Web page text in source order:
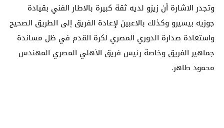
وتجدر الاشارة أن زيزو لديه ثقة كبيرة بالاطار الفني بقيادة
جوزيه بيسيرو وكذلك بالاعبين لإعادة الفريق إلى الطريق الصحيح
واستعادة صدارة الدوري المصري لكرة القدم في ظل مساندة
جماهير الفريق وخاصة رئيس فريق الأهلي المصري المهندس
محمود طاهر.